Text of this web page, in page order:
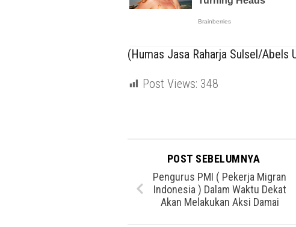
(Humas Jasa Raharja Sulsel/Abels
Post Views: 348
POST SEBELUMNYA
Pengurus PMI ( Pekerja Migran
Indonesia ) Dalam Waktu Dekat
Akan Melakukan Aksi Damai